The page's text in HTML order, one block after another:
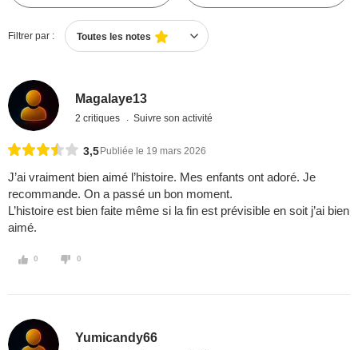
Filtrer par : Toutes les notes
Magalaye13
2 critiques Suivre son activité
3,5 Publiée le 19 mars 2026
J’ai vraiment bien aimé l’histoire. Mes enfants ont adoré. Je
recommande. On a passé un bon moment.
L’histoire est bien faite même si la fin est prévisible en soit j’ai bien
aimé.
0 0
Yumicandy66